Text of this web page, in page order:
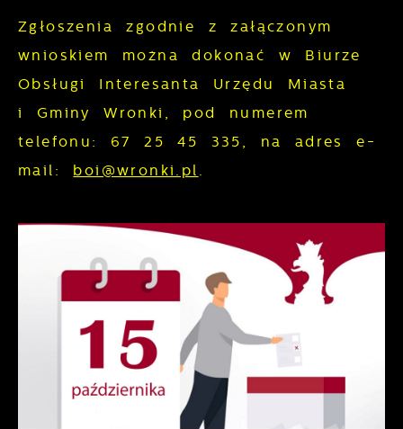
Zgłoszenia zgodnie z załączonym
wnioskiem można dokonać w Biurze
Obsługi Interesanta Urzędu Miasta
i Gminy Wronki, pod numerem
telefonu: 67 25 45 335, na adres e-
mail: boi@wronki.pl .
promocyjne mogą pojawić się na stronach
dostawców usług. Firmy te działają w
charakterze pośredników prezentujących
nasze treści w postaci wiadomości, ofert,
komunikatów mediów społecznościowych.